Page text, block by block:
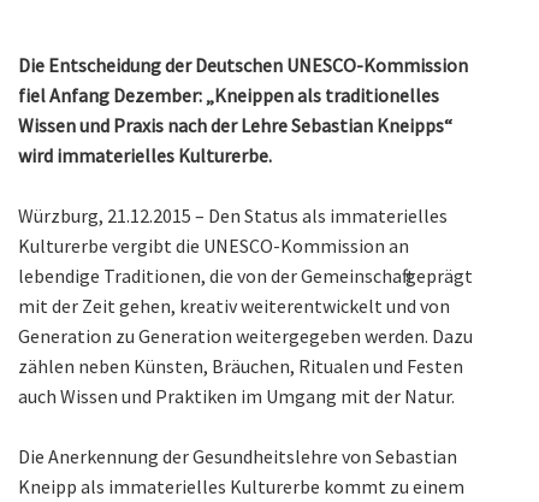
Die Entscheidung der Deutschen UNESCO-Kommission
fiel Anfang Dezember: „Kneippen als traditionelles
Wissen und Praxis nach der Lehre Sebastian Kneipps“
wird immaterielles Kulturerbe.
Würzburg, 21.12.2015 – Den Status als immaterielles
Kulturerbe vergibt die UNESCO-Kommission an
lebendige Traditionen, die von der Gemeinschaft geprägt
mit der Zeit gehen, kreativ weiterentwickelt und von
Generation zu Generation weitergegeben werden. Dazu
zählen neben Künsten, Bräuchen, Ritualen und Festen
auch Wissen und Praktiken im Umgang mit der Natur.
Die Anerkennung der Gesundheitslehre von Sebastian
Kneipp als immaterielles Kulturerbe kommt zu einem